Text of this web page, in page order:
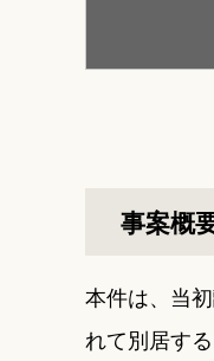
事案概
本件は、当
れて別居す